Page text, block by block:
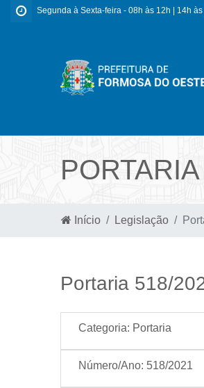
Segunda à Sexta-feira - 08h às 12h | 14h às
Início Legislação
Portaria 518/
Categoria: Portaria
Número/Ano: 518/2021